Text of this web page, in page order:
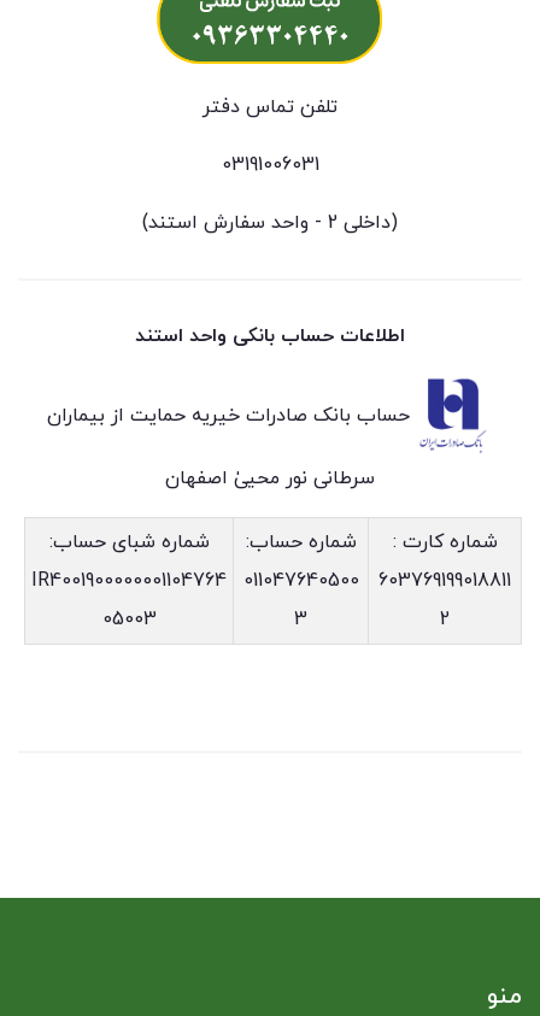
تلفن تماس دفتر
03191006031
(داخلی 2 - واحد سفارش استند)
اطلاعات حساب بانکی واحد استند
حساب بانک صادرات خیریه حمایت از بیماران
سرطانی نور محییٰ اصفهان
شماره کارت :
603769199018811
2
شماره حساب:
011047640500
3
شماره شبای حساب:
IR4001900000001104764
05003
منو